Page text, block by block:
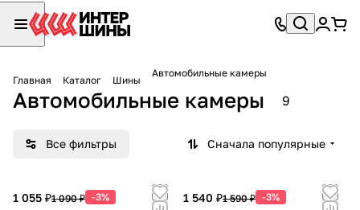
Главная Каталог Шины
Автомобильные камеры
Автомобильные камеры 9
Все фильтры Сначала популярные
1 055 ₽1 090 ₽ -3% 1 540 ₽1 590 ₽ -3%